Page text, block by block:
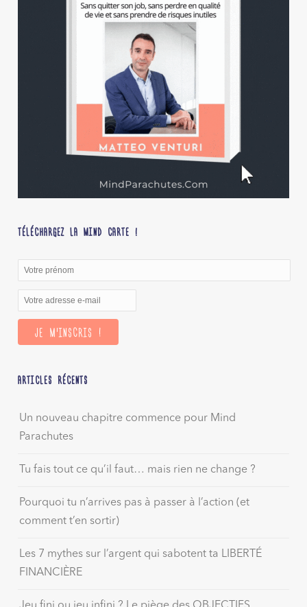
TÉLÉCHARGEZ LA MIND CARTE !
ARTICLES RÉCENTS
Un nouveau chapitre commence pour Mind
Parachutes
Tu fais tout ce qu’il faut… mais rien ne change ?
Pourquoi tu n’arrives pas à passer à l’action (et
comment t’en sortir)
Les 7 mythes sur l’argent qui sabotent ta LIBERTÉ
FINANCIÈRE